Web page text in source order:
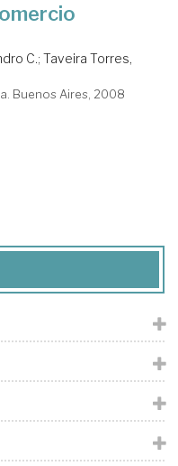
C.; Taveira Torres,
Buenos Aires, 2008